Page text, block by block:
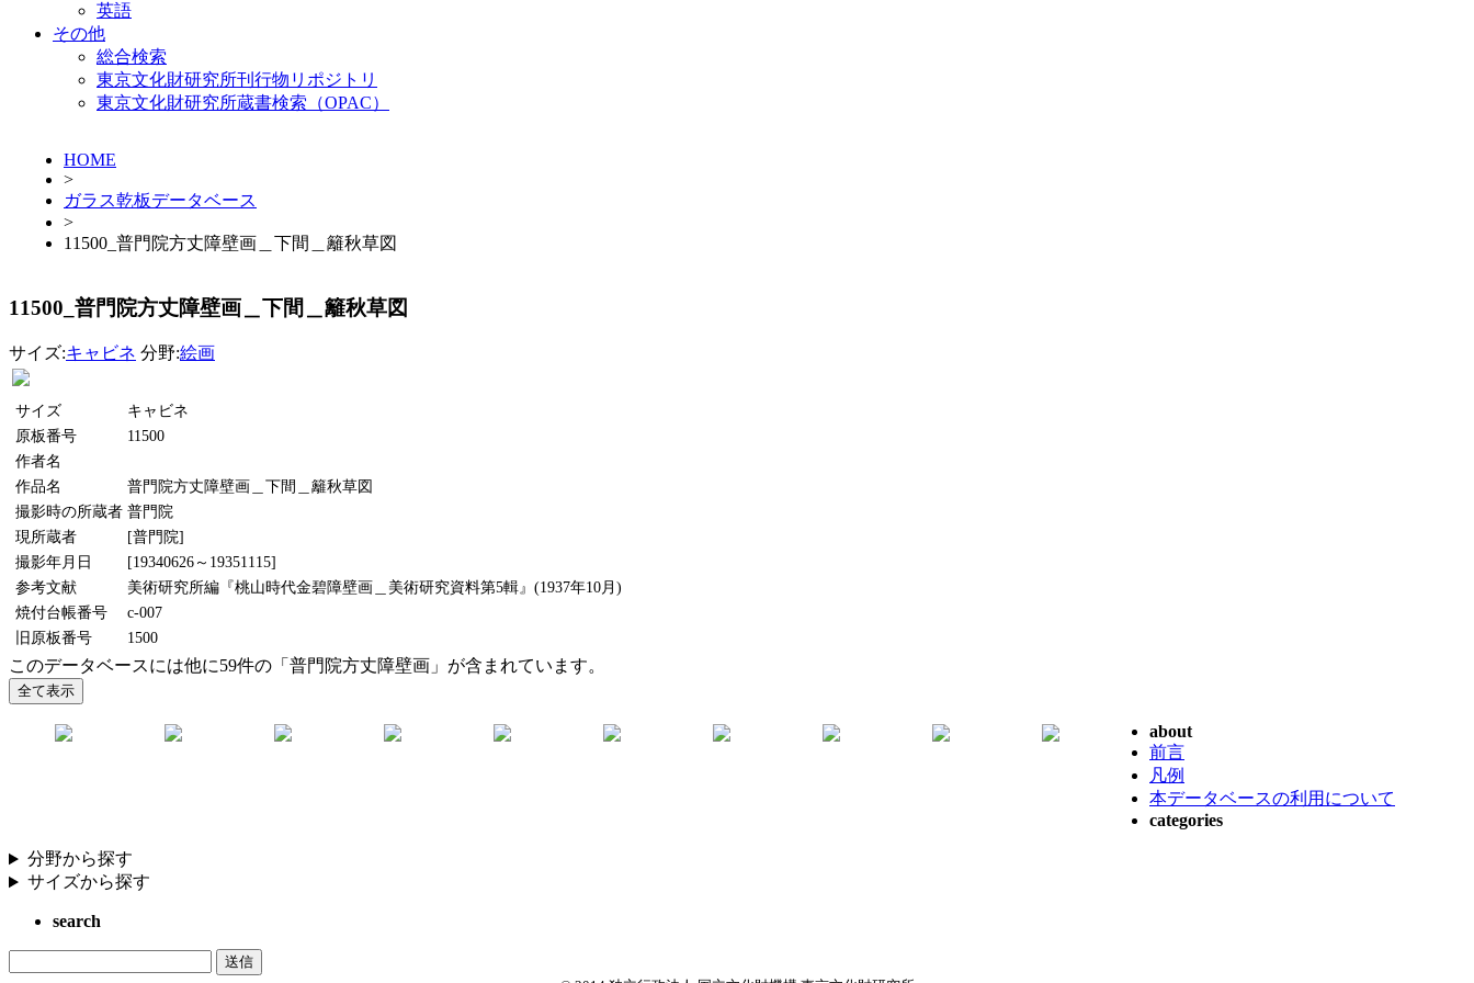
英語
その他
総合検索
東京文化財研究所刊行物リポジトリ
東京文化財研究所蔵書検索（OPAC）
HOME
>
ガラス乾板データベース
>
11500_普門院方丈障壁画＿下間＿籬秋草図
11500_普門院方丈障壁画＿下間＿籬秋草図
サイズ:キャビネ 分野:絵画
サイズ
キャビネ
原板番号
11500
作者名
作品名
普門院方丈障壁画＿下間＿籬秋草図
撮影時の所蔵者 普門院
現所蔵者
[普門院]
撮影年月日
[19340626～19351115]
参考文献
美術研究所編『桃山時代金碧障壁画＿美術研究資料第5輯』(1937年10月)
焼付台帳番号
c-007
旧原板番号
1500
このデータベースには他に59件の「普門院方丈障壁画」が含まれています。
about
前言
凡例
本データベースの利用について
categories
分野から探す
サイズから探す
search